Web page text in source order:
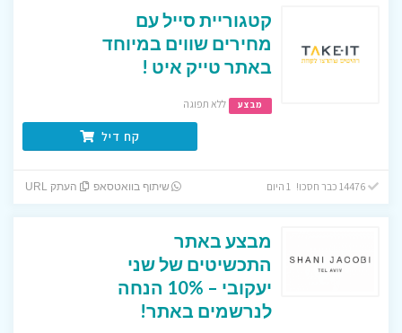
קטגוריית סייל עם
מחירים שווים במיוחד
באתר טייק איט !
מבצע ללא תפוגה
קח דיל
14476 כבר חסכו! 1 היום שיתוף בוואטסאפ העתק URL
מבצע באתר
התכשיטים של שני
יעקובי – 10% הנחה
לנרשמים באתר!